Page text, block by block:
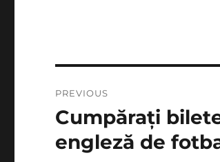
navigation
PREVIOUS
Previous
Cumpărați
engleză de